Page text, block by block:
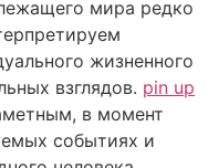
мира редко
жизненного
взглядов. pin up
в момент
событиях и